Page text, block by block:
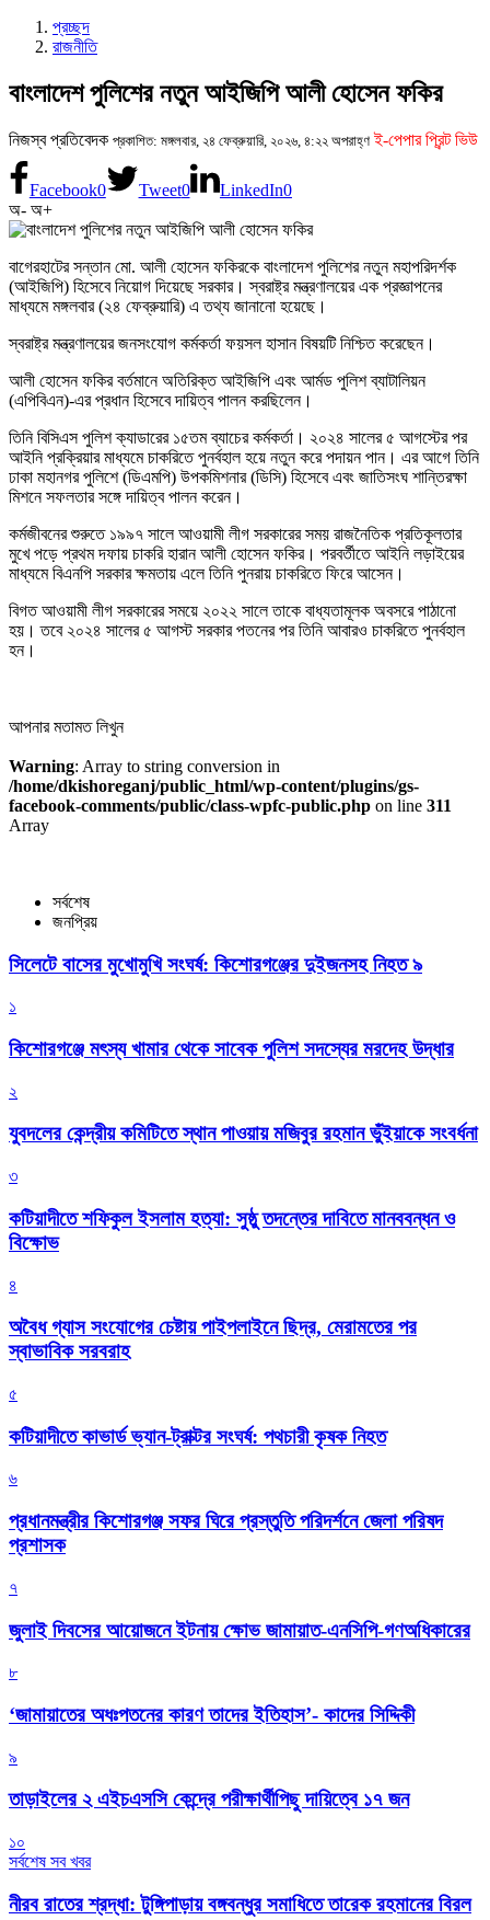
প্রচ্ছদ
রাজনীতি
বাংলাদেশ পুলিশের নতুন আইজিপি আলী হোসেন ফকির
নিজস্ব প্রতিবেদক প্রকাশিত: মঙ্গলবার, ২৪ ফেব্রুয়ারি, ২০২৬, ৪:২২ অপরাহ্ণ ই-পেপার প্রিন্ট ভিউ
Facebook0 Tweet0 LinkedIn0
অ- অ+
বাগেরহাটের সন্তান মো. আলী হোসেন ফকিরকে বাংলাদেশ পুলিশের নতুন মহাপরিদর্শক
(আইজিপি) হিসেবে নিয়োগ দিয়েছে সরকার। স্বরাষ্ট্র মন্ত্রণালয়ের এক প্রজ্ঞাপনের
মাধ্যমে মঙ্গলবার (২৪ ফেব্রুয়ারি) এ তথ্য জানানো হয়েছে।
স্বরাষ্ট্র মন্ত্রণালয়ের জনসংযোগ কর্মকর্তা ফয়সল হাসান বিষয়টি নিশ্চিত করেছেন।
আলী হোসেন ফকির বর্তমানে অতিরিক্ত আইজিপি এবং আর্মড পুলিশ ব্যাটালিয়ন
(এপিবিএন)-এর প্রধান হিসেবে দায়িত্ব পালন করছিলেন।
তিনি বিসিএস পুলিশ ক্যাডারের ১৫তম ব্যাচের কর্মকর্তা। ২০২৪ সালের ৫ আগস্টের পর
আইনি প্রক্রিয়ার মাধ্যমে চাকরিতে পুনর্বহাল হয়ে নতুন করে পদায়ন পান। এর আগে তিনি
ঢাকা মহানগর পুলিশে (ডিএমপি) উপকমিশনার (ডিসি) হিসেবে এবং জাতিসংঘ শান্তিরক্ষা
মিশনে সফলতার সঙ্গে দায়িত্ব পালন করেন।
কর্মজীবনের শুরুতে ১৯৯৭ সালে আওয়ামী লীগ সরকারের সময় রাজনৈতিক প্রতিকূলতার
মুখে পড়ে প্রথম দফায় চাকরি হারান আলী হোসেন ফকির। পরবর্তীতে আইনি লড়াইয়ের
মাধ্যমে বিএনপি সরকার ক্ষমতায় এলে তিনি পুনরায় চাকরিতে ফিরে আসেন।
বিগত আওয়ামী লীগ সরকারের সময়ে ২০২২ সালে তাকে বাধ্যতামূলক অবসরে পাঠানো
হয়। তবে ২০২৪ সালের ৫ আগস্ট সরকার পতনের পর তিনি আবারও চাকরিতে পুনর্বহাল
হন।
আপনার মতামত লিখুন
Warning: Array to string conversion in
/home/dkishoreganj/public_html/wp-content/plugins/gs-
facebook-comments/public/class-wpfc-public.php on line 311
Array
সর্বশেষ
জনপ্রিয়
সিলেটে বাসের মুখোমুখি সংঘর্ষ: কিশোরগঞ্জের দুইজনসহ নিহত ৯
১
কিশোরগঞ্জে মৎস্য খামার থেকে সাবেক পুলিশ সদস্যের মরদেহ উদ্ধার
২
যুবদলের কেন্দ্রীয় কমিটিতে স্থান পাওয়ায় মজিবুর রহমান ভুঁইয়াকে সংবর্ধনা
৩
কটিয়াদীতে শফিকুল ইসলাম হত্যা: সুষ্ঠু তদন্তের দাবিতে মানববন্ধন ও
বিক্ষোভ
৪
অবৈধ গ্যাস সংযোগের চেষ্টায় পাইপলাইনে ছিদ্র, মেরামতের পর
স্বাভাবিক সরবরাহ
৫
কটিয়াদীতে কাভার্ড ভ্যান-ট্রাক্টর সংঘর্ষ: পথচারী কৃষক নিহত
৬
প্রধানমন্ত্রীর কিশোরগঞ্জ সফর ঘিরে প্রস্তুতি পরিদর্শনে জেলা পরিষদ
প্রশাসক
৭
জুলাই দিবসের আয়োজনে ইটনায় ক্ষোভ জামায়াত-এনসিপি-গণঅধিকারের
৮
‘জামায়াতের অধঃপতনের কারণ তাদের ইতিহাস’- কাদের সিদ্দিকী
৯
তাড়াইলের ২ এইচএসসি কেন্দ্রে পরীক্ষার্থীপিছু দায়িত্বে ১৭ জন
১০
সর্বশেষ সব খবর
নীরব রাতের শ্রদ্ধা: টুঙ্গিপাড়ায় বঙ্গবন্ধুর সমাধিতে তারেক রহমানের বিরল